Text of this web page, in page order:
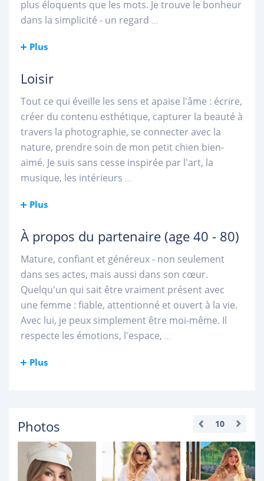
plus éloquents que les mots. Je trouve le bonheur
dans la simplicité - un regard ...
Plus
Loisir
Tout ce qui éveille les sens et apaise l'âme : écrire,
créer du contenu esthétique, capturer la beauté à
travers la photographie, se connecter avec la
nature, prendre soin de mon petit chien bien-
aimé. Je suis sans cesse inspirée par l'art, la
musique, les intérieurs ...
Plus
À propos du partenaire (age 40 - 80)
Mature, confiant et généreux - non seulement
dans ses actes, mais aussi dans son cœur.
Quelqu'un qui sait être vraiment présent avec
une femme : fiable, attentionné et ouvert à la vie.
Avec lui, je peux simplement être moi-même. Il
respecte les émotions, l'espace, ...
Plus
Photos 10